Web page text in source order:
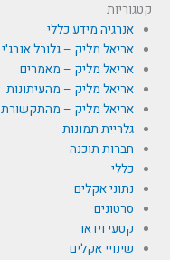
קטגוריות
אנרגיה מידע כללי
אריאל מליק – גלובל אנרג'י
אריאל מליק – מאמרים
אריאל מליק – מהעיתונות
אריאל מליק – מהתקשורת
גלריית תמונות
חברות תוכנה
כללי
נתוני אקלים
סרטונים
קטעי וידאו
שינויי אקלים